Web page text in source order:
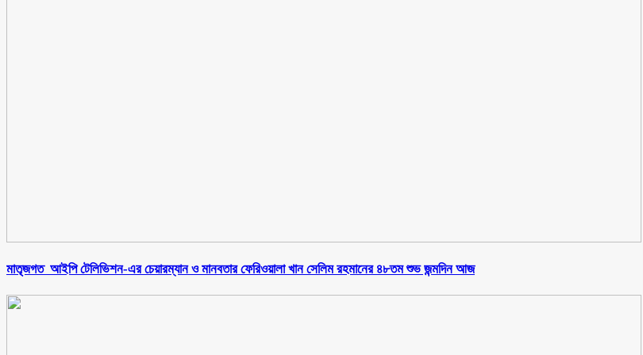
মাতৃজগত আইপি টেলিভিশন-এর চেয়ারম্যান ও মানবতার ফেরিওয়ালা খান সেলিম রহমানের ৪৮তম শুভ জন্মদিন আজ